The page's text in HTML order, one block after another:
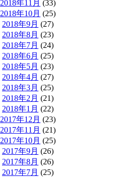
2018年11月 (33)
2018年10月 (25)
2018年9月 (27)
2018年8月 (23)
2018年7月 (24)
2018年6月 (25)
2018年5月 (23)
2018年4月 (27)
2018年3月 (25)
2018年2月 (21)
2018年1月 (22)
2017年12月 (23)
2017年11月 (21)
2017年10月 (25)
2017年9月 (26)
2017年8月 (26)
2017年7月 (25)